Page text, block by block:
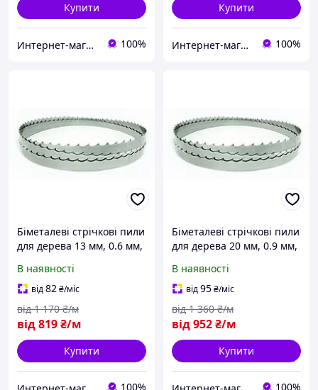
Купити
Интернет-магазин "Мир Всего" 100%
Купити
Интернет-магазин "Мир Всего" 100%
Біметалеві стрічкові пили
для дерева 13 мм, 0.6 мм,
В наявності
від82₴/міс
від819₴/м
від 1 170 ₴/м
Купити
100%
Біметалеві стрічкові пили
для дерева 20 мм, 0.9 мм,
В наявності
від95₴/міс
від952₴/м
від 1 360 ₴/м
Купити
100%